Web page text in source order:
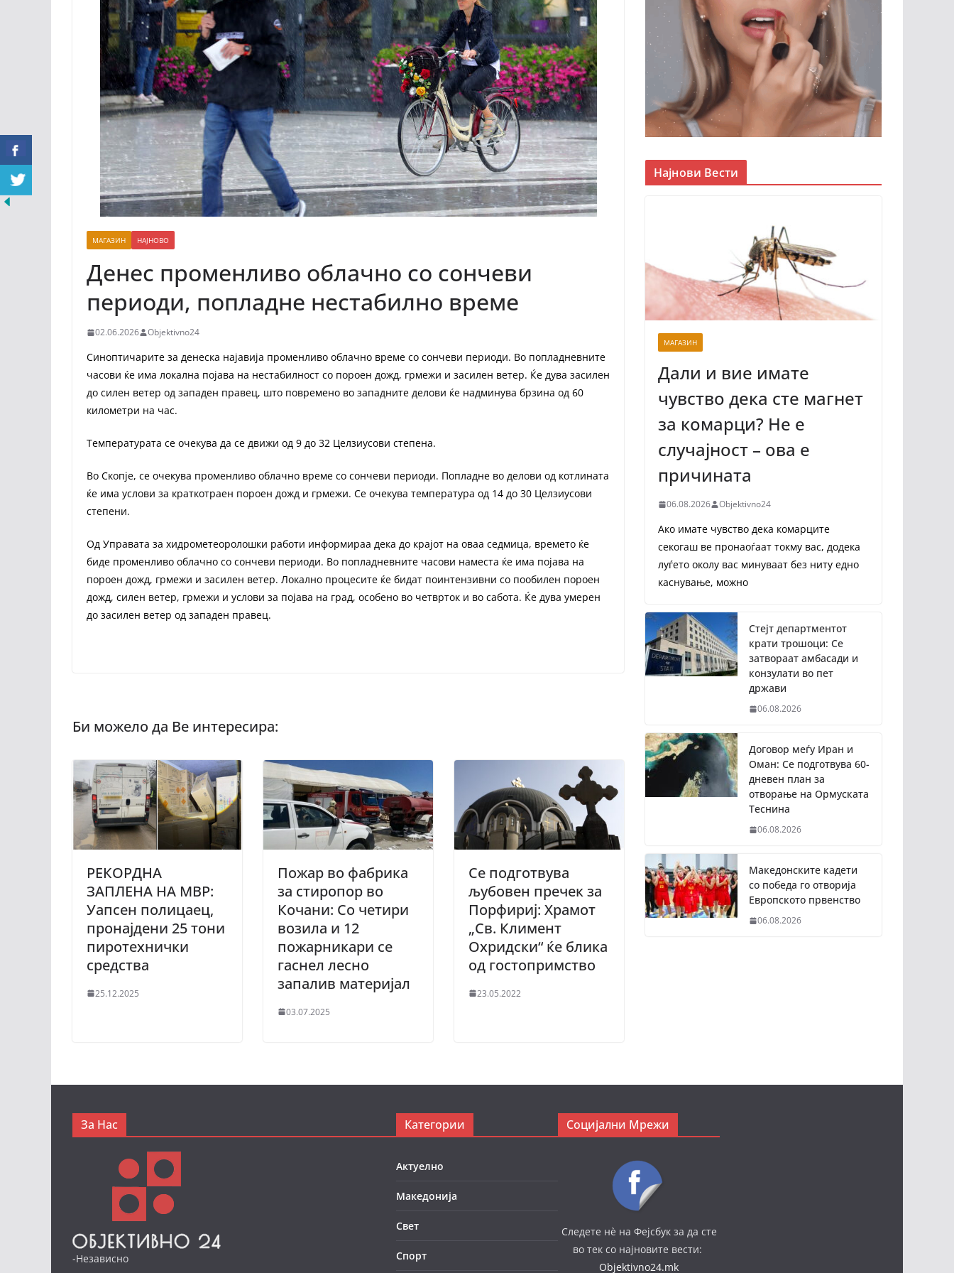
МАГАЗИН НАЈНОВО
Денес променливо облачно со сончеви
периоди, попладне нестабилно време
02.06.2026 Objektivno24
Синоптичарите за денеска најавија променливо облачно време со сончеви периоди. Во попладневните
часови ќе има локална појава на нестабилност со пороен дожд, грмежи и засилен ветер. Ќе дува засилен
до силен ветер од западен правец, што повремено во западните делови ќе надминува брзина од 60
километри на час.
Температурата се очекува да се движи од 9 до 32 Целзиусови степена.
Во Скопје, се очекува променливо облачно време со сончеви периоди. Попладне во делови од котлината
ќе има услови за краткотраен пороен дожд и грмежи. Се очекува температура од 14 до 30 Целзиусови
степени.
Од Управата за хидрометеоролошки работи информираа дека до крајот на оваа седмица, времето ќе
биде променливо облачно со сончеви периоди. Во попладневните часови наместа ќе има појава на
пороен дожд, грмежи и засилен ветер. Локално процесите ќе бидат поинтензивни со пообилен пороен
дожд, силен ветер, грмежи и услови за појава на град, особено во четврток и во сабота. Ќе дува умерен
до засилен ветер од западен правец.
РЕКОРДНА
ЗАПЛЕНА НА МВР:
Уапсен полицаец,
пронајдени 25 тони
пиротехнички
средства
25.12.2025
Пожар во фабрика
за стиропор во
Кочани: Со четири
возила и 12
пожарникари се
гаснел лесно
запалив материјал
03.07.2025
Се подготвува
љубовен пречек за
Порфириј: Храмот
„Св. Климент
Охридски“ ќе блика
од гостопримство
23.05.2022
Најнови Вести
МАГАЗИН
Дали и вие имате
чувство дека сте магнет
за комарци? Не е
случајност – ова е
причината
06.08.2026 Objektivno24
Ако имате чувство дека комарците
секогаш ве пронаоѓаат токму вас, додека
луѓето околу вас минуваат без ниту едно
каснување, можно
Стејт департментот
крати трошоци: Се
затвораат амбасади и
конзулати во пет
држави
06.08.2026
Договор меѓу Иран и
Оман: Се подготвува 60-
дневен план за
отворање на Ормуската
Теснина
06.08.2026
Македонските кадети
со победа го отворија
Европското првенство
06.08.2026
За Нас
-Независно
Категории
Актуелно
Македонија
Свет
Спорт
Социјални Мрежи
Следете нè на Фејсбук за да сте
во тек со најновите вести:
Objektivno24.mk